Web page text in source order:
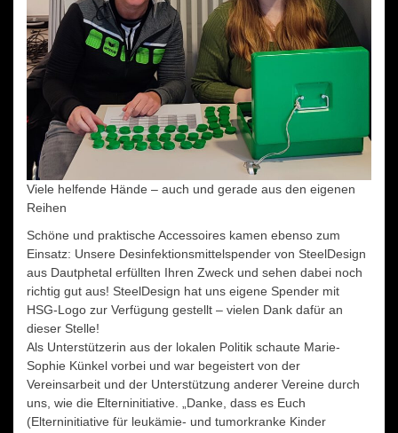
Viele helfende Hände – auch und gerade aus den eigenen
Reihen
Schöne und praktische Accessoires kamen ebenso zum
Einsatz: Unsere Desinfektionsmittelspender von SteelDesign
aus Dautphetal erfüllten Ihren Zweck und sehen dabei noch
richtig gut aus! SteelDesign hat uns eigene Spender mit
HSG-Logo zur Verfügung gestellt – vielen Dank dafür an
dieser Stelle!
Als Unterstützerin aus der lokalen Politik schaute Marie-
Sophie Künkel vorbei und war begeistert von der
Vereinsarbeit und der Unterstützung anderer Vereine durch
uns, wie die Elterninitiative. „Danke, dass es Euch
(Elterninitiative für leukämie- und tumorkranke Kinder